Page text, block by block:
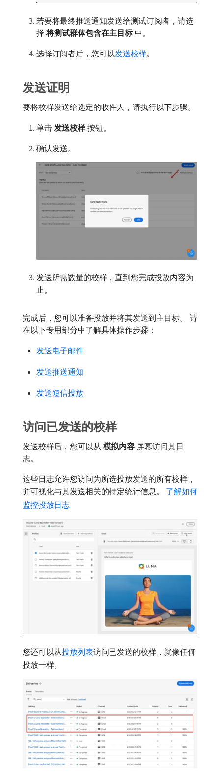
若要将最终推送通知发送给测试订阅者，请选
择​将测试群体包含在主目标​中。
选择订阅者后，您可以发送校样。
发送证明
要将校样发送给选定的收件人，请执行以下步骤。
单击​ 发送校样​按钮。
确认发送。
发送所需数量的校样，直到您完成投放内容为
止。
完成后，您可以准备投放并将其发送到主目标。 请
在以下专用部分中了解具体操作步骤：
发送电子邮件
发送推送通知
发送短信投放
访问已发送的校样
发送校样后，您可以从​ 模拟内容 ​屏幕访问其日
志。
这些日志允许您访问为所选投放发送的所有校样，
并可视化与其发送相关的特定统计信息。 了解如何
监控投放日志
您还可以从投放列表访问已发送的校样，就像任何
投放一样。